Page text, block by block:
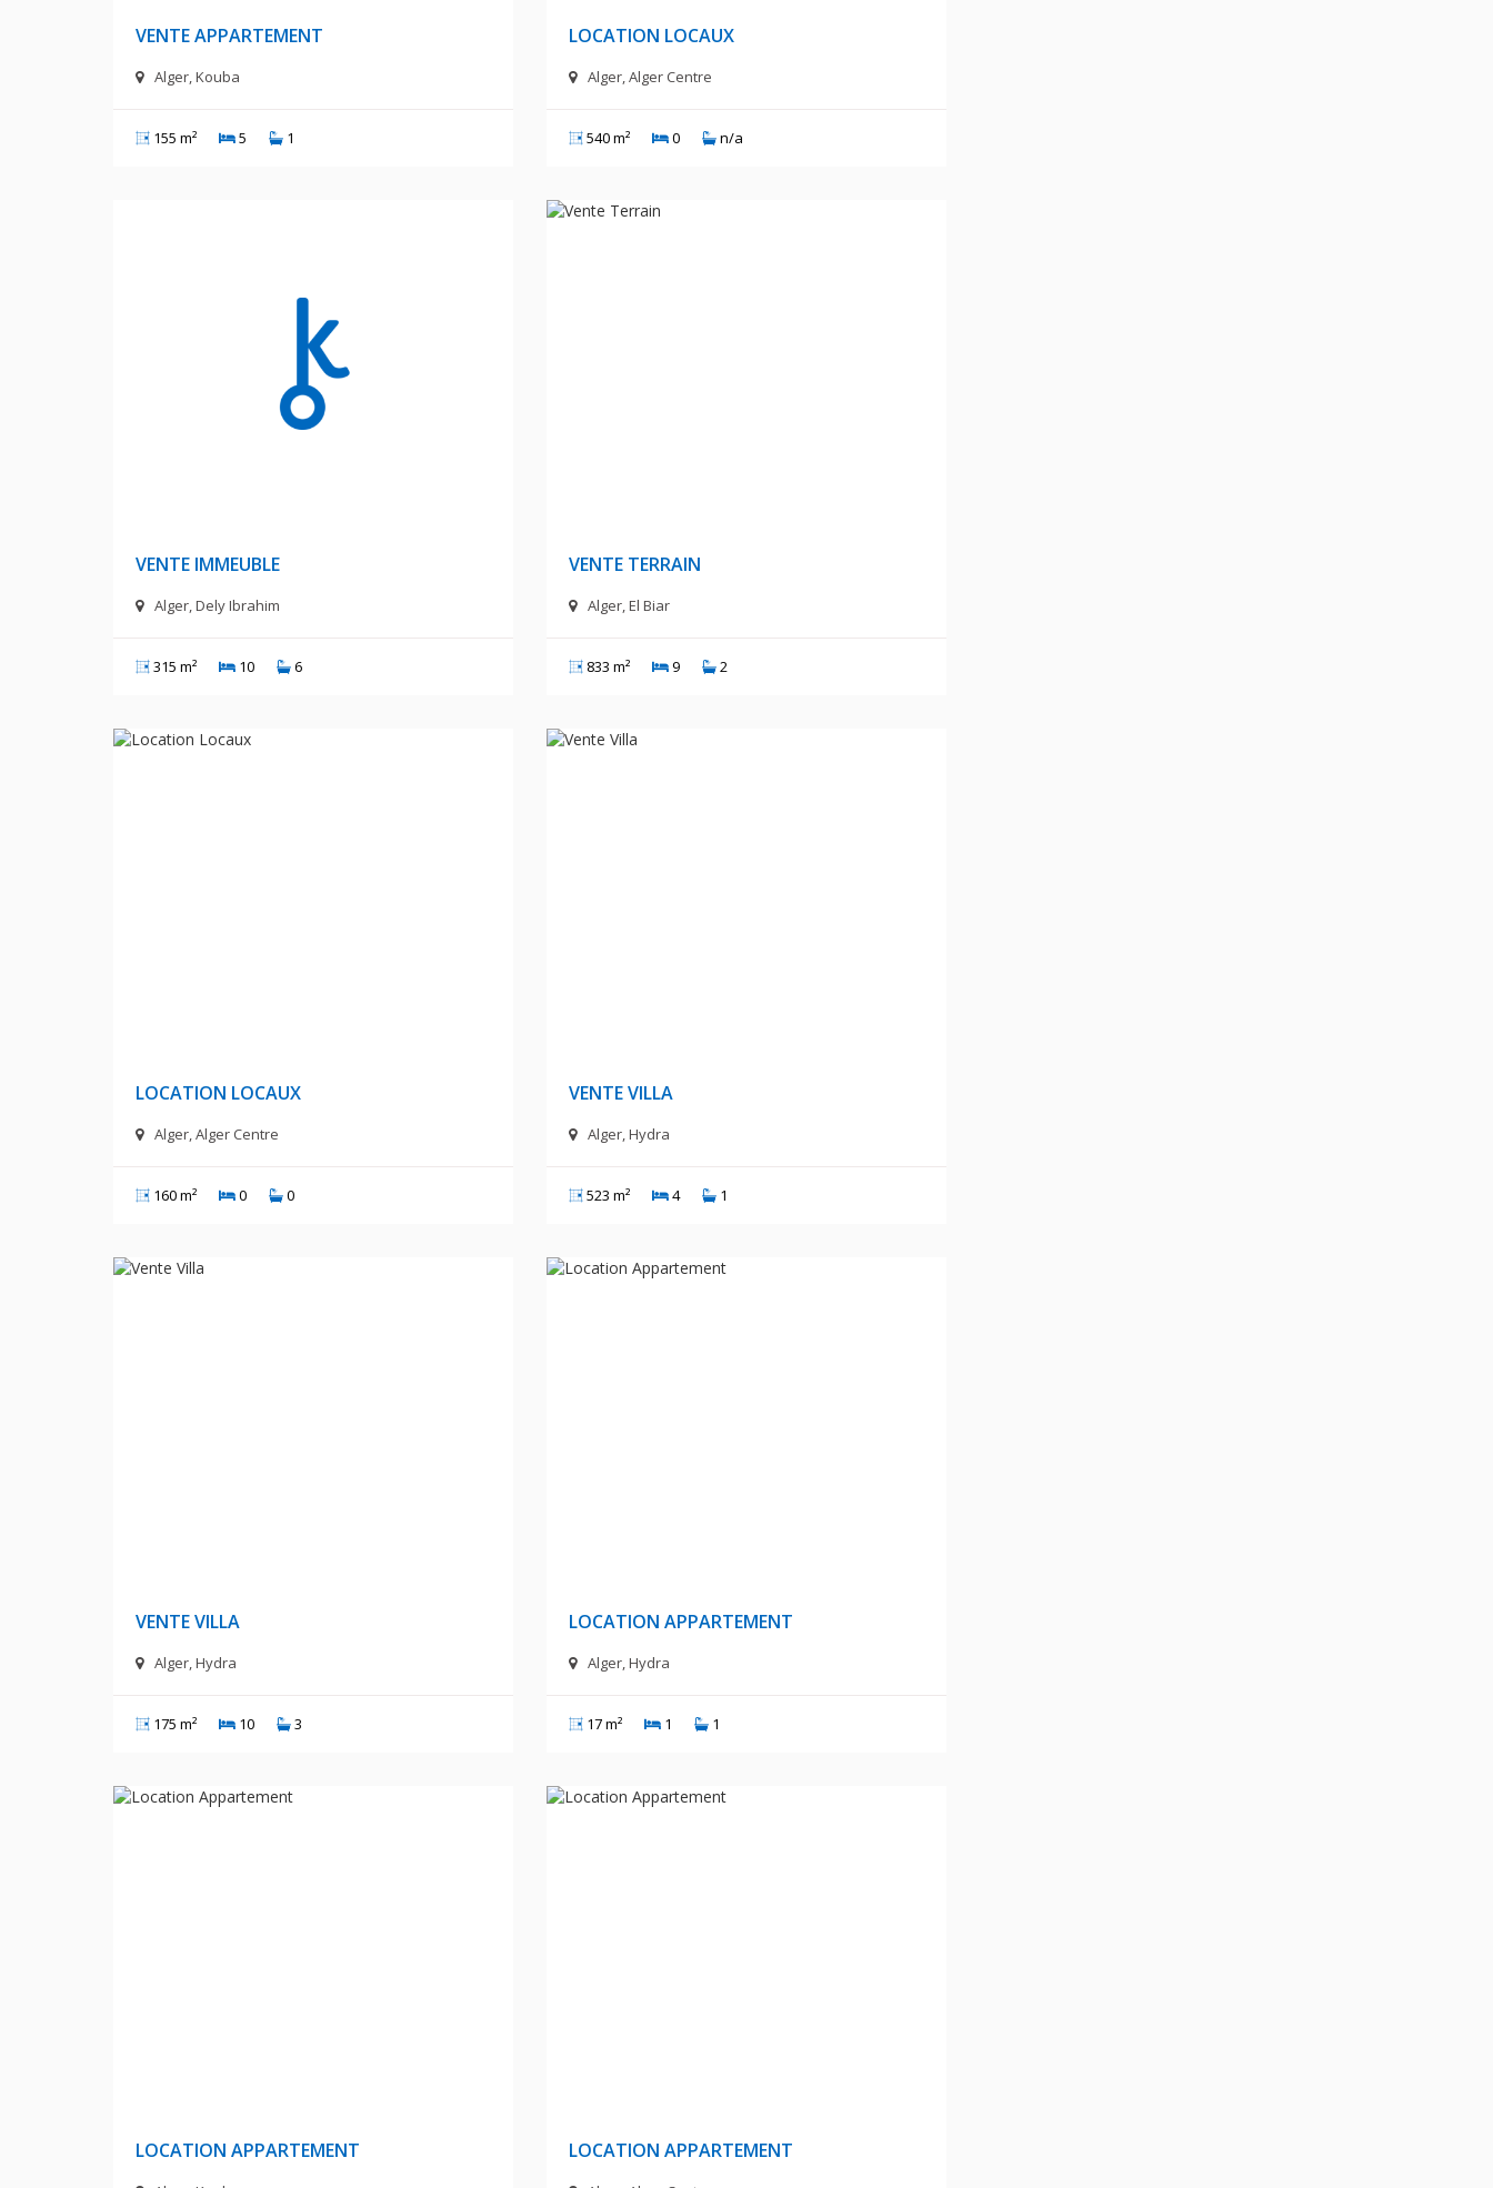
VENTE APPARTEMENT
Alger, Kouba
155 m² 5 1
LOCATION LOCAUX
Alger, Alger Centre
540 m² 0 n/a
VENTE IMMEUBLE
Alger, Dely Ibrahim
315 m² 10 6
VENTE TERRAIN
Alger, El Biar
833 m² 9 2
LOCATION LOCAUX
Alger, Alger Centre
160 m² 0 0
VENTE VILLA
Alger, Hydra
523 m² 4 1
VENTE VILLA
Alger, Hydra
175 m² 10 3
LOCATION APPARTEMENT
Alger, Hydra
17 m² 1 1
LOCATION APPARTEMENT LOCATION APPARTEMENT